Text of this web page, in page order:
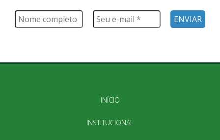
INÍCIO
INSTITUCIONAL